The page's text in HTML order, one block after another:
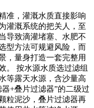
准，灌溉水质直接影响
灌溉系统的把关人，至
导致滴灌堵塞、水肥不
型方法可规避风险，而
，量身打造一套完整用
。 按水源水质选过滤组
等露天水源，含沙量高
+叠片过滤器”的二级过
粒泥沙，叠片过滤器再